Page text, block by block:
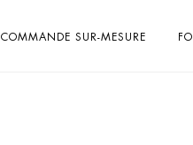
COMMANDE SUR-MESURE